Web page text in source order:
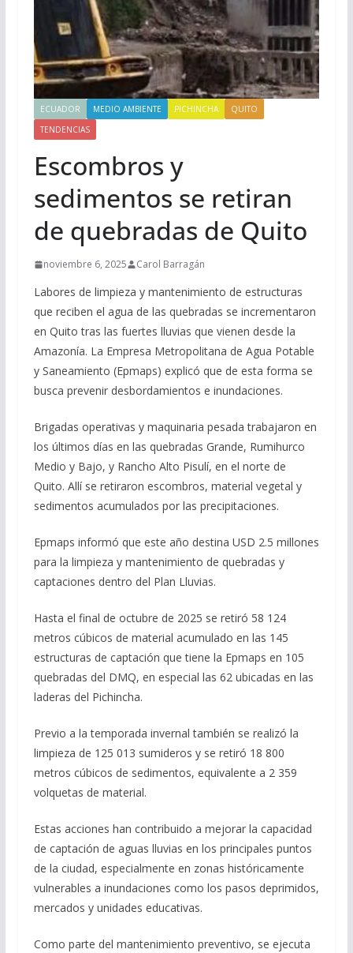
ECUADOR MEDIO AMBIENTE PICHINCHA
QUITO
TENDENCIAS
Escombros y
sedimentos se retiran
de quebradas de Quito
noviembre 6, 2025 Carol Barragán
Labores de limpieza y mantenimiento de estructuras
que reciben el agua de las quebradas se incrementaron
en Quito tras las fuertes lluvias que vienen desde la
Amazonía. La Empresa Metropolitana de Agua Potable
y Saneamiento (Epmaps) explicó que de esta forma se
busca prevenir desbordamientos e inundaciones.
Brigadas operativas y maquinaria pesada trabajaron en
los últimos días en las quebradas Grande, Rumihurco
Medio y Bajo, y Rancho Alto Pisulí, en el norte de
Quito. Allí se retiraron escombros, material vegetal y
sedimentos acumulados por las precipitaciones.
Epmaps informó que este año destina USD 2.5 millones
para la limpieza y mantenimiento de quebradas y
captaciones dentro del Plan Lluvias.
Hasta el final de octubre de 2025 se retiró 58 124
metros cúbicos de material acumulado en las 145
estructuras de captación que tiene la Epmaps en 105
quebradas del DMQ, en especial las 62 ubicadas en las
laderas del Pichincha.
Previo a la temporada invernal también se realizó la
limpieza de 125 013 sumideros y se retiró 18 800
metros cúbicos de sedimentos, equivalente a 2 359
volquetas de material.
Estas acciones han contribuido a mejorar la capacidad
de captación de aguas lluvias en los principales puntos
de la ciudad, especialmente en zonas históricamente
vulnerables a inundaciones como los pasos deprimidos,
mercados y unidades educativas.
Como parte del mantenimiento preventivo, se ejecuta